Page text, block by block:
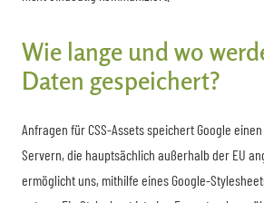
Wie lange und wo
Daten gespeichert?
Anfragen für CSS-Assets speichert Google
Servern, die hauptsächlich außerhalb der EU
ermöglicht uns, mithilfe eines Google-